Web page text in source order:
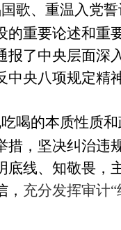
歌、重温入党
的重要论述和重
报了中央层面
中央八项规定精
喝的本质性质
措，坚决纠治违
底线、知敬畏，
充分发挥审计